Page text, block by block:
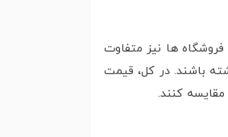
ها نیز متفاوت
باشند. در کل، قیمت
کنند.